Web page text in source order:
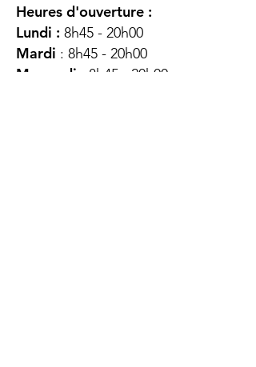
Heures d'ouverture :
Lundi : 8h45 - 20h00
Mardi : 8h45 - 20h00
Mercredi : 8h45 - 20h00